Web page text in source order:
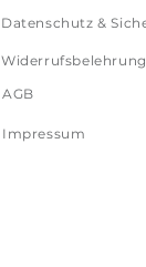
Datenschutz &
Widerrufsbelehrung
AGB
Impressum